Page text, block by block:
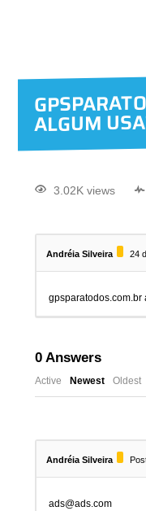
ALGUM
3.02K views
Andréia Silveira 24
gpsparatodos.com.br
0Answers
Active Newest Oldest
Andréia Silveira
ads@ads.com